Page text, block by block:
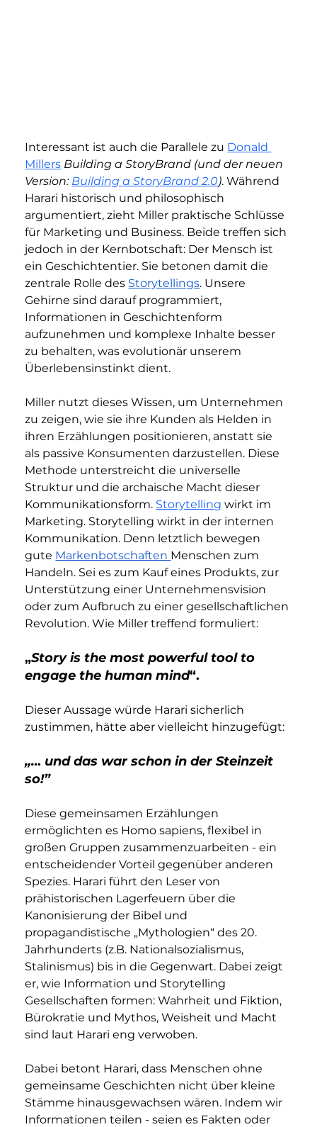
Interessant ist auch die Parallele zu Donald
Millers Building a StoryBrand (und der neuen
Version: Building a StoryBrand 2.0). Während
Harari historisch und philosophisch
argumentiert, zieht Miller praktische Schlüsse
für Marketing und Business. Beide treffen sich
jedoch in der Kernbotschaft: Der Mensch ist
ein Geschichtentier. Sie betonen damit die
zentrale Rolle des Storytellings. Unsere
Gehirne sind darauf programmiert,
Informationen in Geschichtenform
aufzunehmen und komplexe Inhalte besser
zu behalten, was evolutionär unserem
Überlebensinstinkt dient.
Miller nutzt dieses Wissen, um Unternehmen
zu zeigen, wie sie ihre Kunden als Helden in
ihren Erzählungen positionieren, anstatt sie
als passive Konsumenten darzustellen. Diese
Methode unterstreicht die universelle
Struktur und die archaische Macht dieser
Kommunikationsform. Storytelling wirkt im
Marketing. Storytelling wirkt in der internen
Kommunikation. Denn letztlich bewegen
gute Markenbotschaften Menschen zum
Handeln. Sei es zum Kauf eines Produkts, zur
Unterstützung einer Unternehmensvision
oder zum Aufbruch zu einer gesellschaftlichen
Revolution. Wie Miller treffend formuliert:
„Story is the most powerful tool to
engage the human mind“.
Dieser Aussage würde Harari sicherlich
zustimmen, hätte aber vielleicht hinzugefügt:
„… und das war schon in der Steinzeit
so!”
Diese gemeinsamen Erzählungen
ermöglichten es Homo sapiens, flexibel in
großen Gruppen zusammenzuarbeiten - ein
entscheidender Vorteil gegenüber anderen
Spezies. Harari führt den Leser von
prähistorischen Lagerfeuern über die
Kanonisierung der Bibel und
propagandistische „Mythologien“ des 20.
Jahrhunderts (z.B. Nationalsozialismus,
Stalinismus) bis in die Gegenwart. Dabei zeigt
er, wie Information und Storytelling
Gesellschaften formen: Wahrheit und Fiktion,
Bürokratie und Mythos, Weisheit und Macht
sind laut Harari eng verwoben.
Dabei betont Harari, dass Menschen ohne
gemeinsame Geschichten nicht über kleine
Stämme hinausgewachsen wären. Indem wir
Informationen teilen - seien es Fakten oder